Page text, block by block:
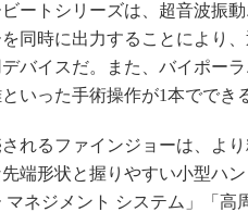
ートシリーズは、超音波振
同時に出力することにより
バイスだ。また、バイポー
いった手術操作が1本ででき
れるファインジョーは、よ
先端形状と握りやすい小型ハ
マネジメント システム」「高